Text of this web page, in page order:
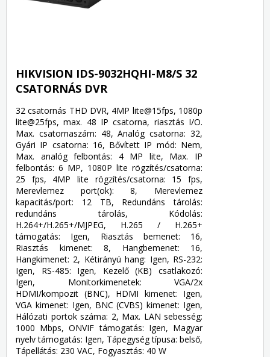
HIKVISION IDS-9032HQHI-M8/S 32
CSATORNÁS DVR
32 csatornás THD DVR, 4MP lite@15fps, 1080p
lite@25fps, max. 48 IP csatorna, riasztás I/O.
Max. csatornaszám: 48, Analóg csatorna: 32,
Gyári IP csatorna: 16, Bővített IP mód: Nem,
Max. analóg felbontás: 4 MP lite, Max. IP
felbontás: 6 MP, 1080P lite rögzítés/csatorna:
25 fps, 4MP lite rögzítés/csatorna: 15 fps,
Merevlemez port(ok): 8, Merevlemez
kapacitás/port: 12 TB, Redundáns tárolás:
redundáns tárolás, Kódolás:
H.264+/H.265+/MJPEG, H.265 / H.265+
támogatás: Igen, Riasztás bemenet: 16,
Riasztás kimenet: 8, Hangbemenet: 16,
Hangkimenet: 2, Kétirányú hang: Igen, RS-232:
Igen, RS-485: Igen, Kezelő (KB) csatlakozó:
Igen, Monitorkimenetek: VGA/2x
HDMI/kompozit (BNC), HDMI kimenet: Igen,
VGA kimenet: Igen, BNC (CVBS) kimenet: Igen,
Hálózati portok száma: 2, Max. LAN sebesség:
1000 Mbps, ONVIF támogatás: Igen, Magyar
nyelv támogatás: Igen, Tápegység típusa: belső,
Tápellátás: 230 VAC, Fogyasztás: 40 W